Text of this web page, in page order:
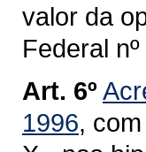
valor da
Federal
Art. 6º
1996,